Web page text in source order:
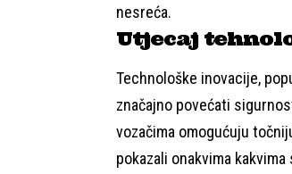
nesreća.
Utjecaj
Technološke inovacije,
značajno povećati
vozačima omogućuju
pokazali onakvima